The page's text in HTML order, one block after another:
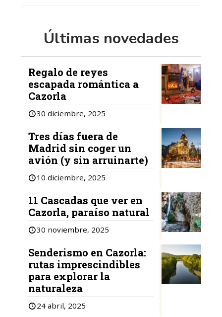
Últimas novedades
Regalo de reyes
escapada romántica a
Cazorla
30 diciembre, 2025
Tres días fuera de
Madrid sin coger un
avión (y sin arruinarte)
10 diciembre, 2025
11 Cascadas que ver en
Cazorla, paraíso natural
30 noviembre, 2025
Senderismo en Cazorla:
rutas imprescindibles
para explorar la
naturaleza
24 abril, 2025